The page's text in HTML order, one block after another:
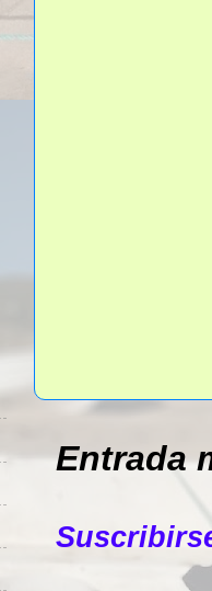
Entrada